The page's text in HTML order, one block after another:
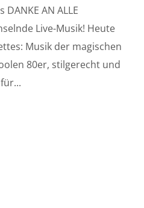
AN ALLE
Live-Musik! Heute
Musik der magischen
80er, stilgerecht und